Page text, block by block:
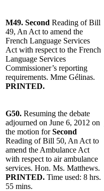
M49. Second Reading of Bill
49, An Act to amend the
French Language Services
Act with respect to the French
Language Services
Commissioner’s reporting
requirements. Mme Gélinas.
PRINTED.
G50. Resuming the debate
adjourned on June 6, 2012 on
the motion forSecond
Reading of Bill 50, An Act to
amend the Ambulance Act
with respect to air ambulance
services. Hon. Ms. Matthews.
PRINTED. Time used: 8 hrs.
55 mins.